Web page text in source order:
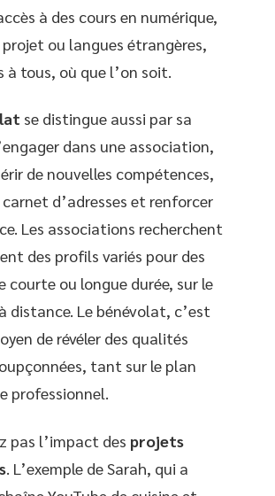
à des cours en numérique,
ou langues étrangères,
à tous, où que l’on soit.
se distingue aussi par sa
dans une association,
de nouvelles compétences,
d’adresses et renforcer
Les associations recherchent
des profils variés pour des
courte ou longue durée, sur le
distance. Le bénévolat, c’est
de révéler des qualités
tant sur le plan
professionnel.
pas l’impact des projets
. L’exemple de Sarah, qui a